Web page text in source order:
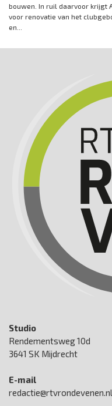
bouwen. In ruil daarvoor krijgt
voor renovatie van het
en...
Studio
Rendementsweg 10d
3641 SK Mijdrecht
E-mail
redactie@rtvrondevenen.nl